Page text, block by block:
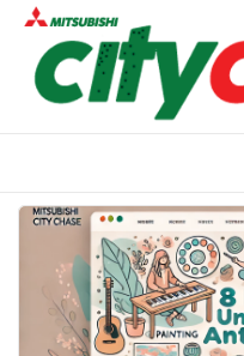
Skip
content